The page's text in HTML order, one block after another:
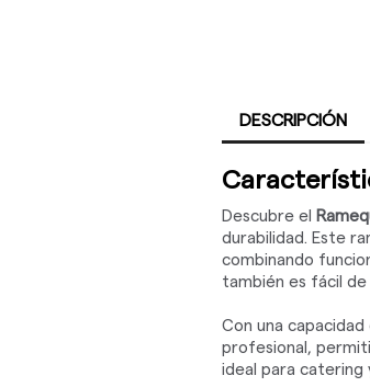
DESCRIPCIÓN
Descubre el
durabilidad. Este
combinando
también es fácil de
Con una
profesional,
ideal para catering